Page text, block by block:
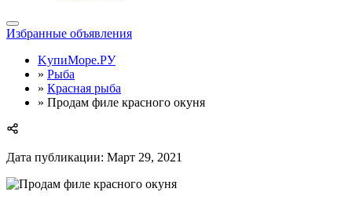
Toggle
navigation
Избранные объявления
KупиМоре.РУ
» Рыба
» Красная рыба
» Продам филе красного окуня
Дата публикации: Март 29, 2021